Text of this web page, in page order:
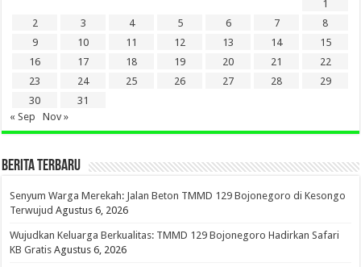
1
2
3 4 5 6 7
8
9
10 11 12 13 14
15
16
17 18 19 20 21
22
23
24 25 26 27 28
29
30
31
« Sep
Nov »
BERITA TERBARU
Senyum Warga Merekah: Jalan Beton TMMD 129 Bojonegoro di Kesongo
Terwujud Agustus 6, 2026
Wujudkan Keluarga Berkualitas: TMMD 129 Bojonegoro Hadirkan Safari
KB Gratis Agustus 6, 2026